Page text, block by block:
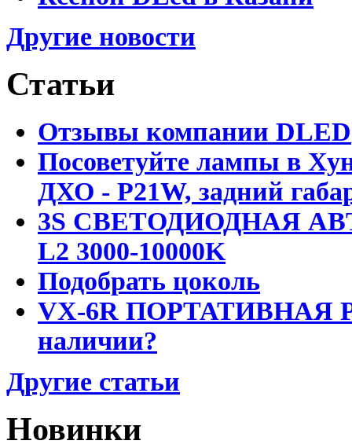
Другие новости
Статьи
Отзывы компании DLED
Посоветуйте лампы в
ДХО - P21W, задний
3S СВЕТОДИОДНАЯ
L2 3000-10000K
Подобрать цоколь
VX-6R ПОРТАТИВНАЯ
наличии?
Другие статьи
Новинки